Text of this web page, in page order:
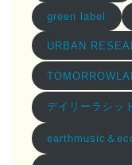
green label
URBAN
デイリーラシッ
earthmusic＆